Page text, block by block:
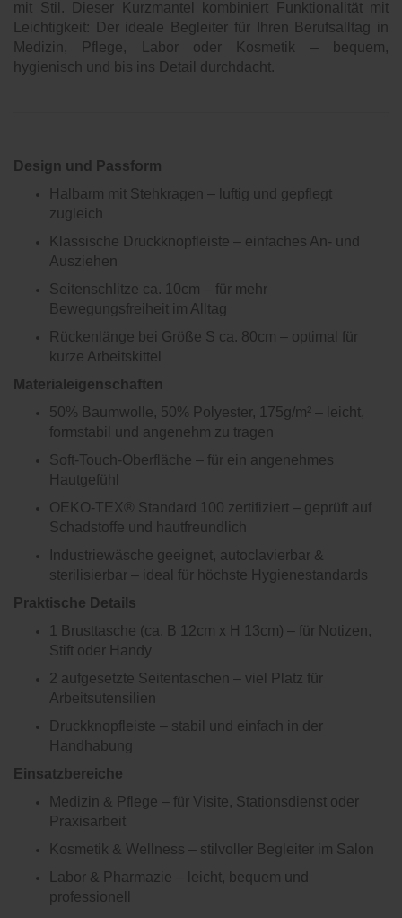
mit Stil. Dieser Kurzmantel kombiniert Funktionalität mit
Leichtigkeit: Der ideale Begleiter für Ihren Berufsalltag in
Medizin, Pflege, Labor oder Kosmetik – bequem,
hygienisch und bis ins Detail durchdacht.
Design und Passform
Halbarm mit Stehkragen – luftig und gepflegt
zugleich
Klassische Druckknopfleiste – einfaches An- und
Ausziehen
Seitenschlitze ca. 10cm – für mehr
Bewegungsfreiheit im Alltag
Rückenlänge bei Größe S ca. 80cm – optimal für
kurze Arbeitskittel
Materialeigenschaften
50% Baumwolle, 50% Polyester, 175g/m² – leicht,
formstabil und angenehm zu tragen
Soft-Touch-Oberfläche – für ein angenehmes
Hautgefühl
OEKO-TEX® Standard 100 zertifiziert – geprüft auf
Schadstoffe und hautfreundlich
Industriewäsche geeignet, autoclavierbar &
sterilisierbar – ideal für höchste Hygienestandards
Praktische Details
1 Brusttasche (ca. B 12cm x H 13cm) – für Notizen,
Stift oder Handy
2 aufgesetzte Seitentaschen – viel Platz für
Arbeitsutensilien
Druckknopfleiste – stabil und einfach in der
Handhabung
Einsatzbereiche
Medizin & Pflege – für Visite, Stationsdienst oder
Praxisarbeit
Kosmetik & Wellness – stilvoller Begleiter im Salon
Labor & Pharmazie – leicht, bequem und
professionell